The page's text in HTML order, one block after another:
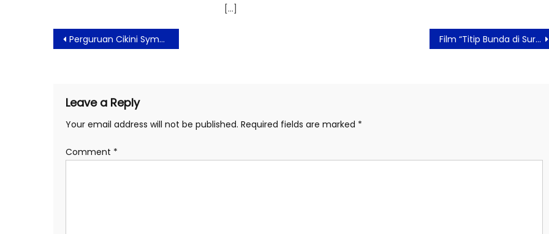
[…]
Post
navigation
Perguruan Cikini Symphony Orchestra Sambut Tahun 2026 Gelar Konser Bernuansa Cinta Kasih Film “Titip Bunda di Surga-Mu” Rilis Final Poster, Abadikan Pelukan Ibu sebagai Rumah Ternyaman untuk Pulang
Leave a Reply
Your email address will not be published. Required fields are marked *
Comment *